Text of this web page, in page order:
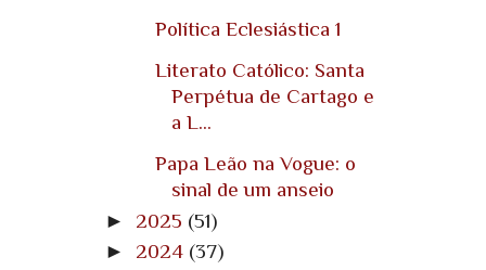
Política Eclesiástica 1
Literato Católico: Santa
Perpétua de Cartago e
a L...
Papa Leão na Vogue: o
sinal de um anseio
► 2025 (51)
► 2024 (37)